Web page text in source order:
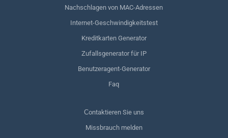
Nachschlagen von MAC-Adressen
Internet-Geschwindigkeitstest
Kreditkarten Generator
Zufallsgenerator für IP
Benutzeragent-Generator
Faq
Сontaktieren Sie uns
Missbrauch melden